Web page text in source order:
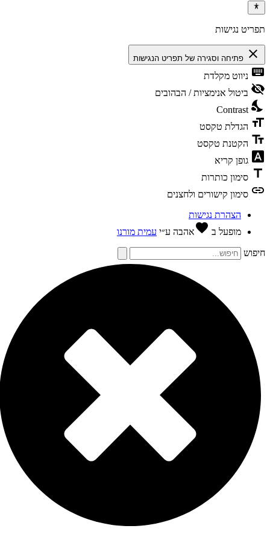
תפריט נגישות
close פתיחה וסגירה של תפריט הנגישות
keyboard ניווט מקלדת
visibility_off ביטול אנימציות / הבהובים
nights_stay
Contrast
format_size הגדלת טקסט
text_fields הקטנת טקסט
font_download גופן קריא
title סימון כותרות
link סימון קישורים ולחצנים
הצהרת נגישות
מופעל בfavoriteאהבהע״יעמית מורנו
חיפוש